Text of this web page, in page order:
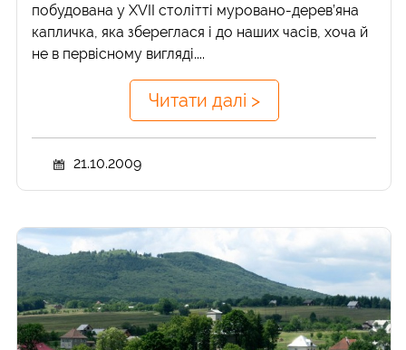
побудована у ХVII столітті муровано-дерев’яна
капличка, яка збереглася і до наших часів, хоча й
не в первісному вигляді....
Читати далі >
21.10.2009